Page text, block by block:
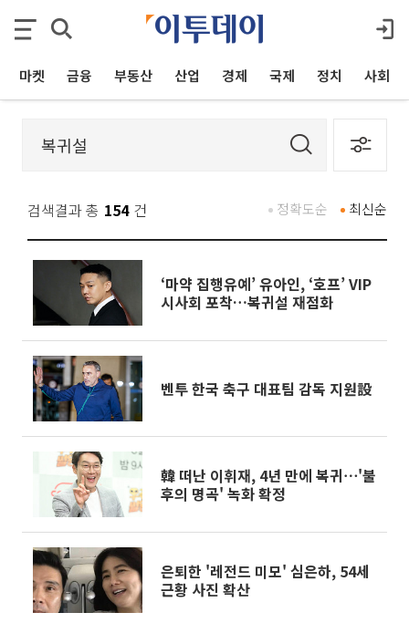
마켓 금융 부동산 산업 경제 국제 정치 사회
검색결과 총 154 건 최신순
정확도순
‘마약 집행유예’ 유아인, ‘호프’ VIP
시사회 포착…복귀설 재점화
벤투 한국 축구 대표팀 감독 지원設
韓 떠난 이휘재, 4년 만에 복귀⋯'불
후의 명곡' 녹화 확정
은퇴한 '레전드 미모' 심은하, 54세
근황 사진 확산